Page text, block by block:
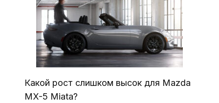
Какой рост слишком высок для Mazda
MX-5 Miata?